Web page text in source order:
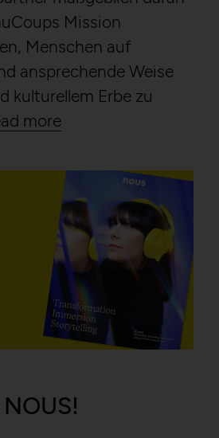
Mission
Menschen auf
ansprechende Weise
kulturellem Erbe zu
more